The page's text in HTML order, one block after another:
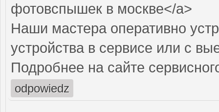
фотовспышек в москве</a>
Наши мастера оперативно
устройства в сервисе или с
Подробнее на сайте
odpowiedz